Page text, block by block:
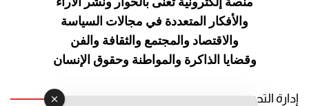
منصة إلكترونية تعنى بالحوار ونشر الآراء
والأفكار المتعددة في مجالات السياسة
والاقتصاد والمجتمع والثقافة والفن
وقضايا الذاكرة والمواطنة وحقوق الإنسان
إدارة التحرير